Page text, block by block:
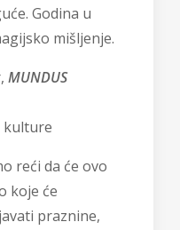
Godina u
mišljenje.
MUNDUS
kulture
reći da će ovo
koje će
praznine,